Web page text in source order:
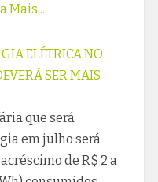
Mais...
ELÉTRICA NO
SER MAIS
que será
em julho será
de R$ 2 a